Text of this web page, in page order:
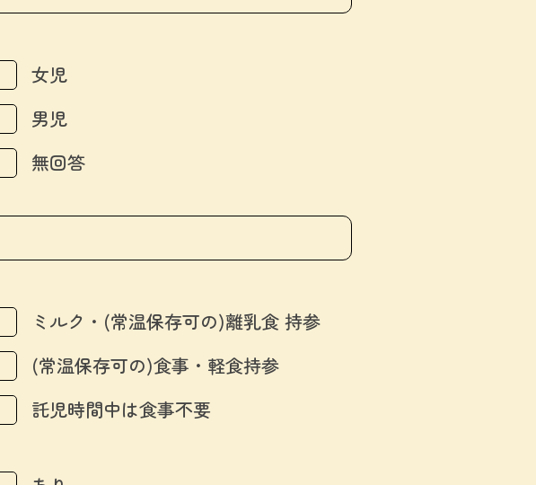
女児
男児
無回答
ミルク・(常温保存可の)離乳食 持参
(常温保存可の)食事・軽食持参
託児時間中は食事不要